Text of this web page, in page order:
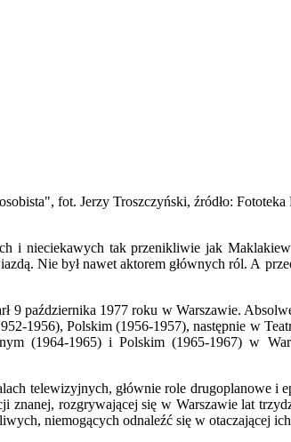
fot. Jerzy Troszczyński, źródło: Fototeka
i nieciekawych tak przenikliwie jak
Nie był nawet aktorem głównych ról. A
9 października 1977 roku w Warszawie.
1956), Polskim (1956-1957), następnie w
(1964-1965) i Polskim (1965-1967) w
telewizyjnych, głównie role drugoplanowe
znanej, rozgrywającej się w Warszawie lat
niemogących odnaleźć się w otaczającej